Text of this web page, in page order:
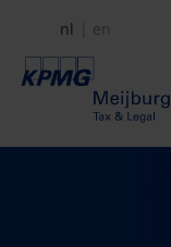
naar
Secundair
menu
nl en